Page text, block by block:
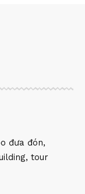
đưa đón,
tour